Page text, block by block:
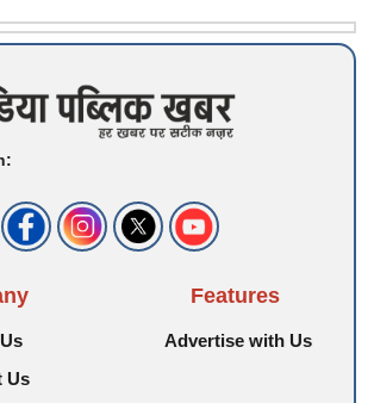
Us
Features
Advertise with Us